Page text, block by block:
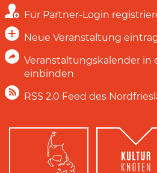
Für Partner-Login
Neue Veranstaltung
Veranstaltungskalender in
einbinden
RSS 2.0 Feed des